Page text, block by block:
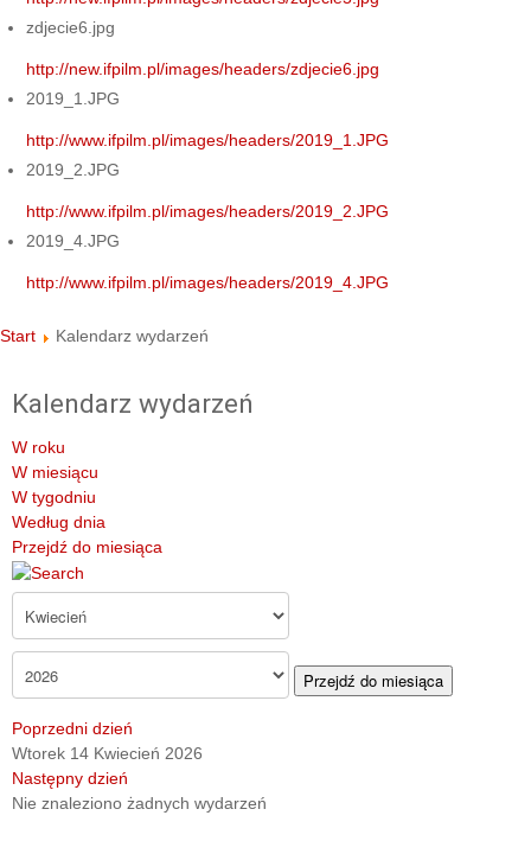
zdjecie6.jpg
http://new.ifpilm.pl/images/headers/zdjecie6.jpg
2019_1.JPG
http://www.ifpilm.pl/images/headers/2019_1.JPG
2019_2.JPG
http://www.ifpilm.pl/images/headers/2019_2.JPG
2019_4.JPG
http://www.ifpilm.pl/images/headers/2019_4.JPG
Start Kalendarz wydarzeń
Kalendarz wydarzeń
W roku
W miesiącu
W tygodniu
Według dnia
Przejdź do miesiąca
Przejdź do miesiąca
Poprzedni dzień
Wtorek 14 Kwiecień 2026
Następny dzień
Nie znaleziono żadnych wydarzeń